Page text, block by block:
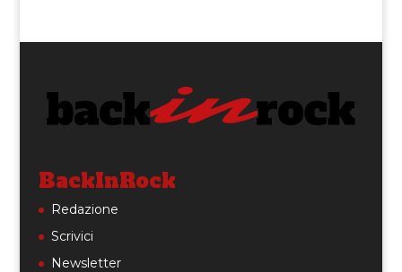
BackInRock
Redazione
Scrivici
Newsletter